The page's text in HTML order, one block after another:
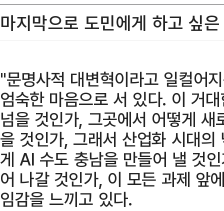
마지막으로 도민에게 하고 싶
"문명사적 대변혁이라고 일컬어
엄숙한 마음으로 서 있다. 이 거
넘을 것인가, 그곳에서 어떻게
을 것인가, 그래서 산업화 시대
게 AI 수도 충남을 만들어 낼 것
어 나갈 것인가, 이 모든 과제 앞
임감을 느끼고 있다.